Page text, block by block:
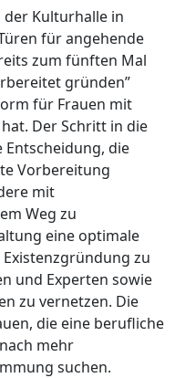
der Kulturhalle in
für angehende
zum fünften Mal
gründen”
für Frauen mit
Der Schritt in die
die
Vorbereitung
mit
Weg zu
eine optimale
zu
und Experten sowie
zu vernetzen. Die
die eine berufliche
mehr
suchen.